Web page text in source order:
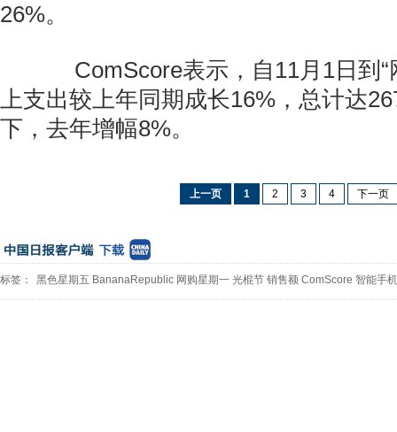
26%。
ComScore表示，自11月1日到“
上支出较上年同期成长16%，总计达
下，去年增幅8%。
上一页 1 2 3 4 下一页
标签： 黑色星期五 BananaRepublic 网购星期一 光棍节 销售额 ComScore 智能手机